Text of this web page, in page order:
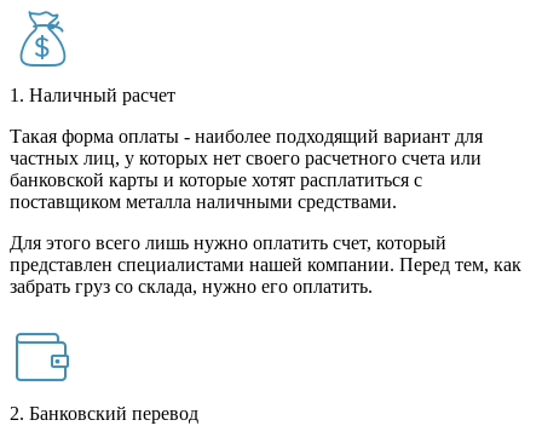
1. Наличный расчет
Такая форма оплаты - наиболее подходящий вариант для
частных лиц, у которых нет своего расчетного счета или
банковской карты и которые хотят расплатиться с
поставщиком металла наличными средствами.
Для этого всего лишь нужно оплатить счет, который
представлен специалистами нашей компании. Перед тем, как
забрать груз со склада, нужно его оплатить.
2. Банковский перевод